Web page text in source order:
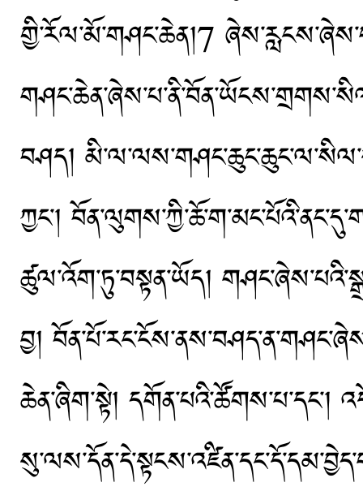
གྱི་རོལ་མོ་གཤང་ཆེན།7
བཤད།
ཀྱང་།
ཚུལ་འོག་ཏུ་བསྟན་ཡོད།
བྱ།
ཆེན་ཞིག་སྟེ།